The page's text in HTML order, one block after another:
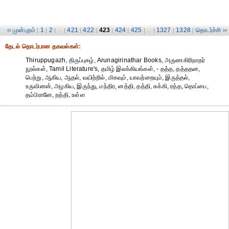
‹‹ முன்புறம் | 1 | 2 | ... | 421 | 422 | 423 | 424 | 425 | ... | 1327 | 1328 | தொடர்ச்சி ››
தேட‌ல் தொட‌ர்பான தகவ‌ல்க‌ள்:
Thiruppugazh, திருப்புகழ், Arunagirinathar Books, அருணகிரிநாதர்
நூல்கள், Tamil Literature's, தமிழ் இலக்கியங்கள், - தத்த, தத்ததன,
பெற்று, ஆகிய, ஆதல், வயிற்றில், மிகவும், யாவற்றையும், இருத்தல்,
உருவினன், அழகிய, இருந்து, மந்திர, னத்தி, தத்தி, சுக்கி, ரத்த, தொப்பை,
தம்பிரானே, றத்தி, உள்ள